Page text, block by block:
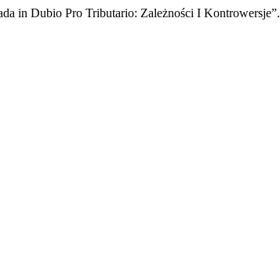
in Dubio Pro Tributario: Zależności I Kontrowersje”.